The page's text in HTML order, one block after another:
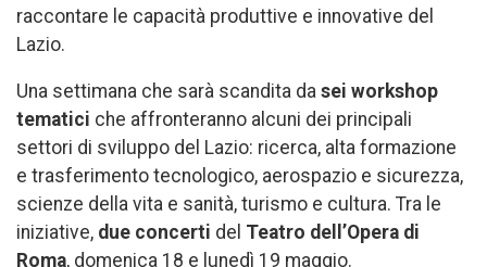
raccontare le capacità produttive e innovative del
Lazio.
Una settimana che sarà scandita da sei workshop
tematici che affronteranno alcuni dei principali
settori di sviluppo del Lazio: ricerca, alta formazione
e trasferimento tecnologico, aerospazio e sicurezza,
scienze della vita e sanità, turismo e cultura. Tra le
iniziative, due concerti del Teatro dell’Opera di
Roma, domenica 18 e lunedì 19 maggio.